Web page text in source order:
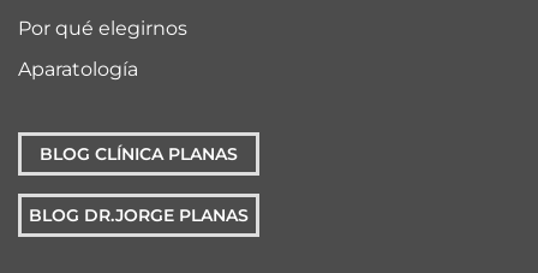
Por qué elegirnos
Aparatología
BLOG CLÍNICA PLANAS
BLOG DR.JORGE PLANAS